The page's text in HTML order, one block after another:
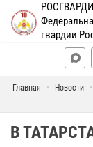
гвардии
Главная Новости
В